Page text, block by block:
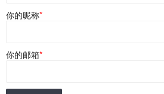
你的昵称*
你的邮箱*